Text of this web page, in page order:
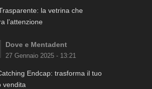
la vetrina che
l’attenzione
Dove e Mentadent
27 Gennaio 2025 - 13:21
Endcap: trasforma il tuo
vendita